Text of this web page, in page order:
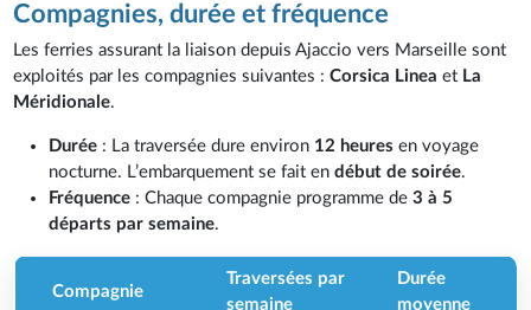
Compagnies, durée et fréquence
Les ferries assurant la liaison depuis Ajaccio vers Marseille sont
exploités par les compagnies suivantes :Corsica Linea et La
Méridionale.
Durée : La traversée dure environ 12 heures en voyage
nocturne. L’embarquement se fait endébut de soirée.
Fréquence : Chaque compagnie programme de3 à 5
départs par semaine.
Compagnie
Traversées par
semaine
Durée
moyenne